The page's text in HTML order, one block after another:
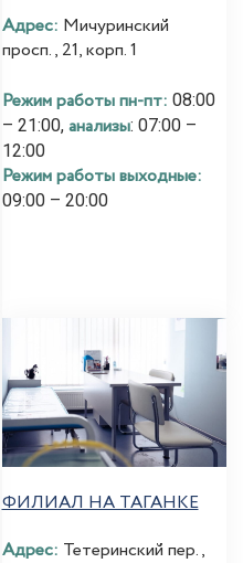
Адрес: Мичуринский
просп., 21, корп. 1
Режим работы пн-пт: 08:00
– 21:00, анализы: 07:00 –
12:00
Режим работы выходные:
09:00 – 20:00
ФИЛИАЛ НА ТАГАНКЕ
Адрес: Тетеринский пер.,